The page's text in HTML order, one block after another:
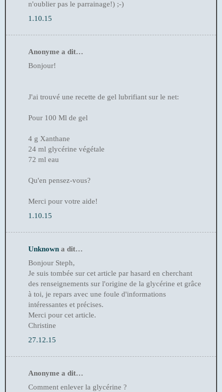
n'oublier pas le parrainage!) ;-)
1.10.15
Anonyme a dit…
Bonjour!
J'ai trouvé une recette de gel lubrifiant sur le net:
Pour 100 Ml de gel
4 g Xanthane
24 ml glycérine végétale
72 ml eau
Qu'en pensez-vous?
Merci pour votre aide!
1.10.15
Unknown a dit…
Bonjour Steph,
Je suis tombée sur cet article par hasard en cherchant
des renseignements sur l'origine de la glycérine et grâce
à toi, je repars avec une foule d'informations
intéressantes et précises.
Merci pour cet article.
Christine
27.12.15
Anonyme a dit…
Comment enlever la glycérine ?